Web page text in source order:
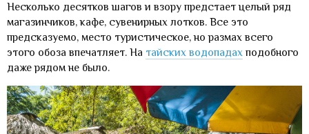
Несколько десятков шагов и взору предстает целый ряд
магазинчиков, кафе, сувенирных лотков. Все это
предсказуемо, место туристическое, но размах всего
этого обоза впечатляет. На тайских водопадах подобного
даже рядом не было.